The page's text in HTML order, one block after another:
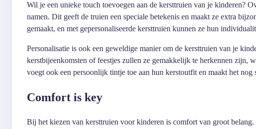
Wil je een unieke touch toevoegen aan de kersttruien van je kinderen?
namen. Dit geeft de truien een speciale betekenis en maakt ze extra
gemaakt, en met gepersonaliseerde kersttruien kunnen ze hun
Personalisatie is ook een geweldige manier om de kersttruien van je
kerstbijeenkomsten of feestjes zullen ze gemakkelijk te herkennen zijn,
voegt ook een persoonlijk tintje toe aan hun kerstoutfit en maakt het nog
Comfort is key
Bij het kiezen van kersttruien voor kinderen is comfort van groot